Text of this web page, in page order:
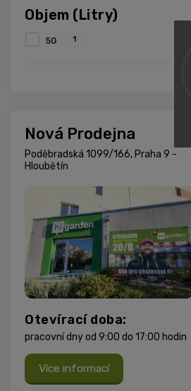
Objem (Litry)
50 1
Nová Prodejna
Poděbradská 1099/166, Praha 9 -
Hloubětín
Otevírací doba:
pracovní dny od 9:00 do 17:00 hodin
Více informací